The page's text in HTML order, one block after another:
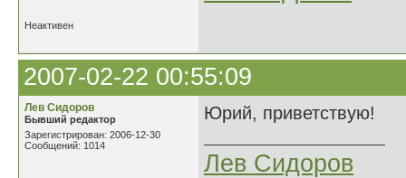
Неактивен
2007-02-22 00:55:09
Лев Сидоров
Бывший редактор
Зарегистрирован: 2006-12-30
Сообщений: 1014
Юрий, приветствую!
Лев Сидоров